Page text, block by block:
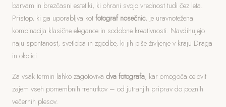
barvam in brezčasni estetiki, ki ohrani svojo vrednost tudi čez leta.
Pristop, ki ga uporabljva kot fotograf nosečnic, je uravnotežena
kombinacija klasične elegance in sodobne kreativnosti. Navdihujejo
naju spontanost, svetloba in zgodbe, ki jih piše življenje v kraju Draga
in okolici.
Za vsak termin lahko zagotoviva dva fotografa, kar omogoča celovit
zajem vseh pomembnih trenutkov – od jutranjih priprav do poznih
večernih plesov.